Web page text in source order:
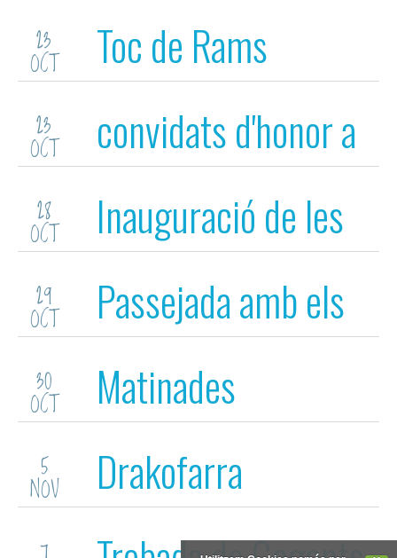
23
OCT Toc de Rams
23
OCT
convidats d'honor a
Santa Maria del Mar
(Barna)
28
OCT
Inauguració de les
Fires de Girona
29
OCT
Passejada amb els
Capgrossos de
Girona
30
OCT Matinades
5
NOV Drakofarra